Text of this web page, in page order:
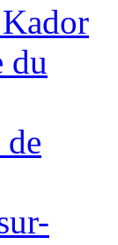
du